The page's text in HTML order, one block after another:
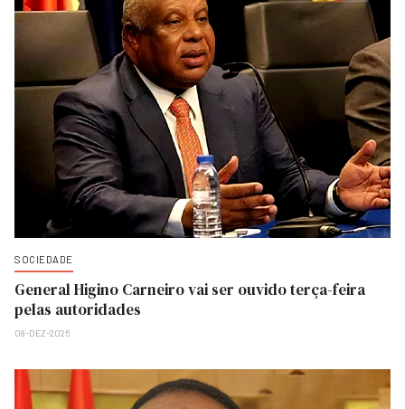
SOCIEDADE
General Higino Carneiro vai ser ouvido terça-feira
pelas autoridades
08-DEZ-2025